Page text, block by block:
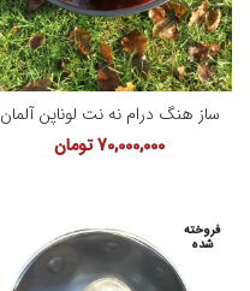
ساز هنگ درام نه نت لوناپن آلمان
70,000,000تومان
فروخته
شده